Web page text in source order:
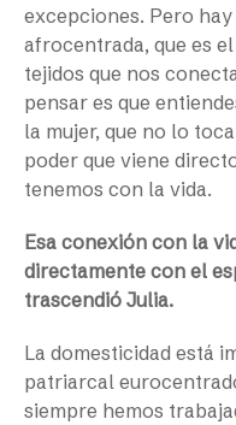
excepciones. Pero
afrocentrada, que es el
tejidos que nos
pensar es que
la mujer, que no lo
poder que viene
tenemos con la vida.
Esa conexión con la
directamente con el
trascendió Julia.
La domesticidad está
patriarcal
siempre hemos